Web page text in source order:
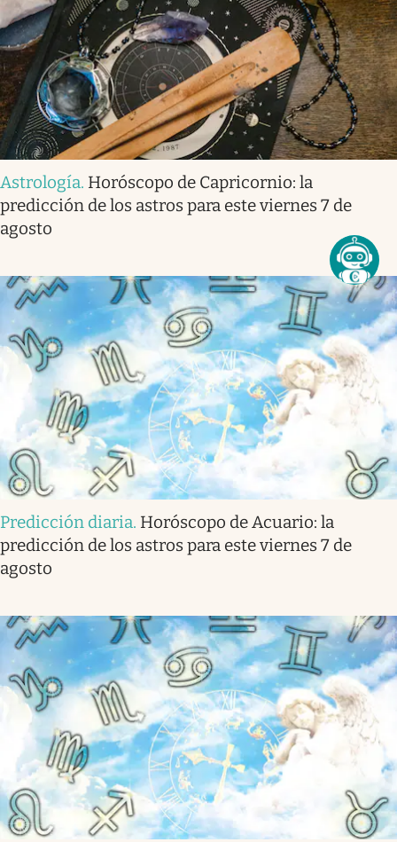
Astrología. Horóscopo de Capricornio: la
predicción de los astros para este viernes 7 de
agosto
Predicción diaria. Horóscopo de Acuario: la
predicción de los astros para este viernes 7 de
agosto